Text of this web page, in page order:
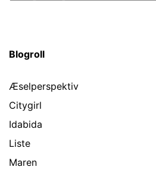
Blogroll
Æselperspektiv
Citygirl
Idabida
Liste
Maren